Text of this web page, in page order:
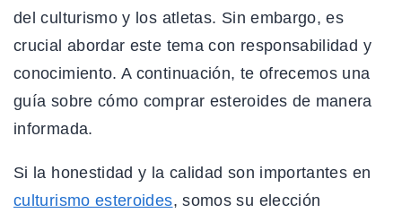
del culturismo y los atletas. Sin embargo, es
crucial abordar este tema con responsabilidad y
conocimiento. A continuación, te ofrecemos una
guía sobre cómo comprar esteroides de manera
informada.
Si la honestidad y la calidad son importantes en
culturismo esteroides, somos su elección